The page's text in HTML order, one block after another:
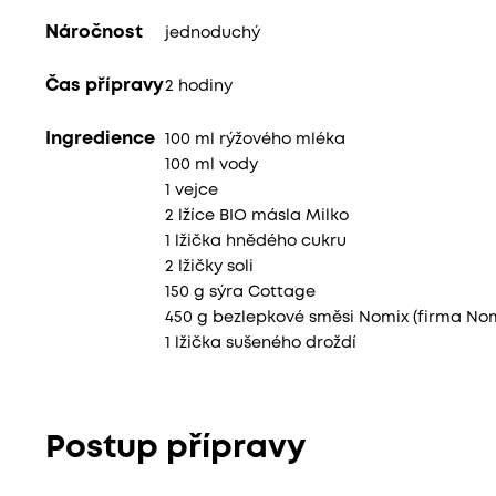
Náročnost jednoduchý
Čas přípravy2 hodiny
Ingredience
100 ml rýžového mléka
100 ml vody
1 vejce
2 lžíce BIO másla Milko
1 lžička hnědého cukru
2 lžičky soli
150 g sýra Cottage
450 g bezlepkové směsi Nomix (firma
1 lžička sušeného droždí
Postup přípravy